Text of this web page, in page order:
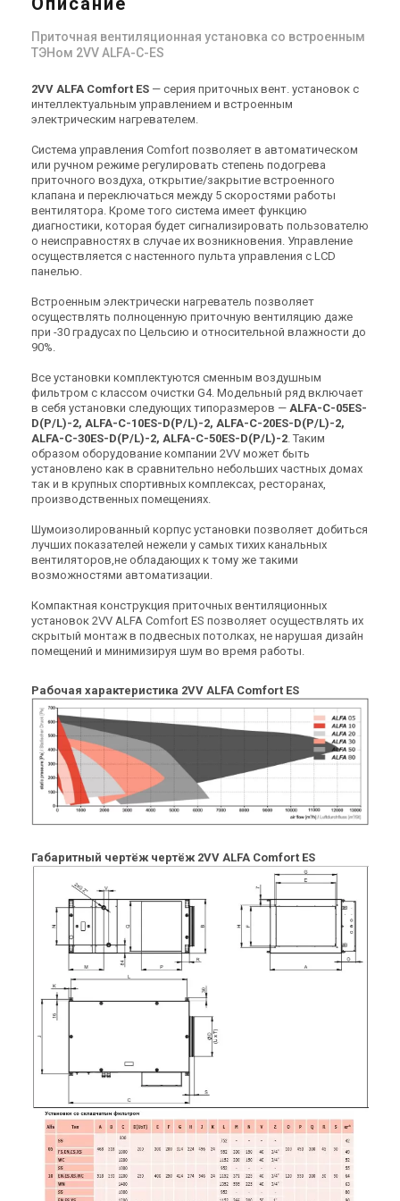
Приточная установка 2VV
Цена
Цена по запросу
Купить
Приточная установка 2VV
Цена по запросу
Под заказ Оставить отзыв
Чехия
ALFA-C-EN
Цена
Цена по запросу
Под заказ Оставить отзыв
ALFA-C-05EN-D(P/L)-2
Под заказ Оставить отзыв
Приточная установка 2VV
ALFA-C-10EN-D(P/L)-2
Цена
Цена по запросу
Купить
Под заказ Оставить отзыв
Приточная установка 2VV
ALFA-C-20EN-D(P/L)-2
Цена
Цена по запросу
Купить
Под заказ Оставить отзыв
Чехия
Приточная установка 2VV
ALFA-C-30EN-D(P/L)-2
Цена
Цена по запросу
Под заказ Оставить отзыв
Приточная установка 2VV
ALFA-C-50EN-D(P/L)-2
Цена
Цена по запросу
Под заказ
Чехия
Приточная установка 2VV
Цена по запросу
ALFA-C-05VS-D(P/L)-2
Под заказ Оставить отзыв Под заказ Оставить отзыв
Приточная вентиляционная установка со встроенным
ТЭНом 2VV ALFA-C-ES
2VV ALFA Comfort ES — серия приточных вент. установок с
интеллектуальным управлением и встроенным
электрическим нагревателем.
Система управления Comfort позволяет в автоматическом
или ручном режиме регулировать степень подогрева
приточного воздуха, открытие/закрытие встроенного
клапана и переключаться между 5 скоростями работы
вентилятора. Кроме того система имеет функцию
диагностики, которая будет сигнализировать пользователю
о неисправностях в случае их возникновения. Управление
осуществляется с настенного пульта управления с LCD
панелью.
Встроенным электрически нагреватель позволяет
осуществлять полноценную приточную вентиляцию даже
при -30 градусах по Цельсию и относительной влажности до
90%.
Все установки комплектуются сменным воздушным
фильтром с классом очистки G4. Модельный ряд включает
в себя установки следующих типоразмеров — ALFA-C-05ES-
D(P/L)-2, ALFA-C-10ES-D(P/L)-2, ALFA-C-20ES-D(P/L)-2,
ALFA-C-30ES-D(P/L)-2, ALFA-C-50ES-D(P/L)-2. Таким
образом оборудование компании 2VV может быть
установлено как в сравнительно небольших частных домах
так и в крупных спортивных комплексах, ресторанах,
производственных помещениях.
Шумоизолированный корпус установки позволяет добиться
лучших показателей нежели у самых тихих канальных
вентиляторов,не обладающих к тому же такими
возможностями автоматизации.
Компактная конструкция приточных вентиляционных
установок 2VV ALFA Comfort ES позволяет осуществлять их
скрытый монтаж в подвесных потолках, не нарушая дизайн
помещений и минимизируя шум во время работы.
Рабочая характеристика 2VV ALFA Comfort ES
Габаритный чертёж чертёж 2VV ALFA Comfort ES